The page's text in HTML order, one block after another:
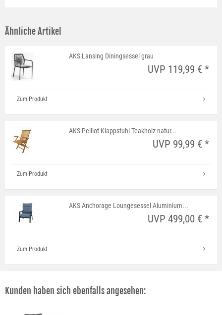
Ähnliche Artikel
AKS Lansing Diningsessel grau
UVP 119,99 € *
Zum Produkt
AKS Pelliot Klappstuhl Teakholz natur...
UVP 99,99 € *
Zum Produkt
AKS Anchorage Loungesessel Aluminium...
UVP 499,00 € *
Zum Produkt
Kunden haben sich ebenfalls angesehen: